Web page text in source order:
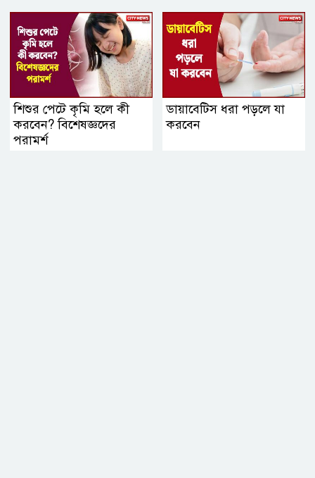
শিশুর পেটে কৃমি হলে কী
করবেন? বিশেষজ্ঞদের
পরামর্শ
ডায়াবেটিস ধরা পড়লে যা
করবেন